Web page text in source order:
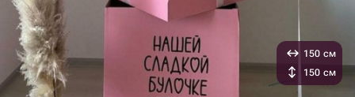
150 см
150 см